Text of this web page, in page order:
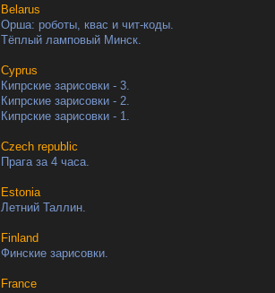
Belarus
Орша: роботы, квас и чит-коды.
Тёплый ламповый Минск.
Cyprus
Кипрские зарисовки - 3.
Кипрские зарисовки - 2.
Кипрские зарисовки - 1.
Czech republic
Прага за 4 часа.
Estonia
Летний Таллин.
Finland
Финские зарисовки.
France